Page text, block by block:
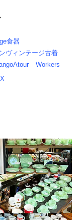
食器
ヴィンテージ古着
Workers
X